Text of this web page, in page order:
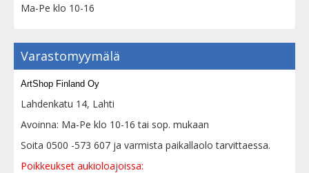
Ma-Pe klo 10-16
Varastomyymälä
ArtShop Finland Oy
Lahdenkatu 14, Lahti
Avoinna: Ma-Pe klo 10-16 tai sop. mukaan
Soita 0500 -573 607 ja varmista paikallaolo tarvittaessa.
Poikkeukset aukioloajoissa: